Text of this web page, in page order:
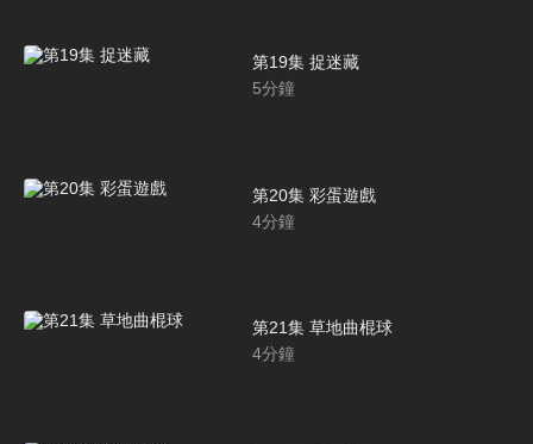
第19集 捉迷藏
5分鐘
第20集 彩蛋遊戲
4分鐘
第21集 草地曲棍球
4分鐘